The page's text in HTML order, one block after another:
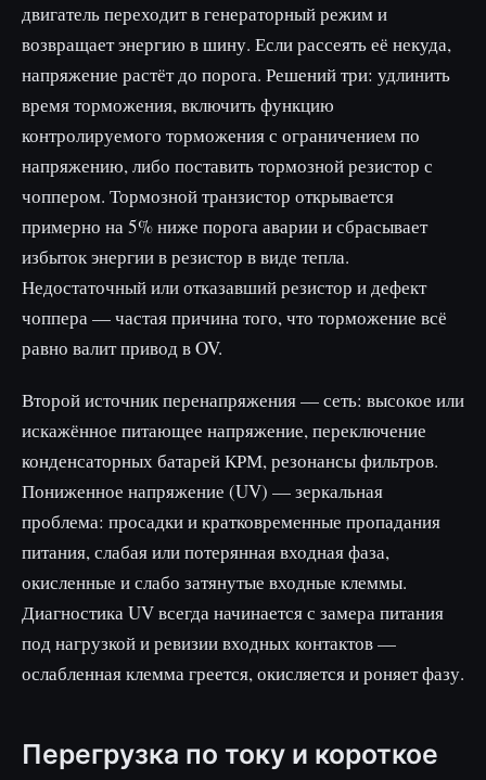
двигатель переходит в генераторный режим и
возвращает энергию в шину. Если рассеять её некуда,
напряжение растёт до порога. Решений три: удлинить
время торможения, включить функцию
контролируемого торможения с ограничением по
напряжению, либо поставить тормозной резистор с
чоппером. Тормозной транзистор открывается
примерно на 5% ниже порога аварии и сбрасывает
избыток энергии в резистор в виде тепла.
Недостаточный или отказавший резистор и дефект
чоппера — частая причина того, что торможение всё
равно валит привод в OV.
Второй источник перенапряжения — сеть: высокое или
искажённое питающее напряжение, переключение
конденсаторных батарей КРМ, резонансы фильтров.
Пониженное напряжение (UV) — зеркальная
проблема: просадки и кратковременные пропадания
питания, слабая или потерянная входная фаза,
окисленные и слабо затянутые входные клеммы.
Диагностика UV всегда начинается с замера питания
под нагрузкой и ревизии входных контактов —
ослабленная клемма греется, окисляется и роняет фазу.
Перегрузка по току и короткое